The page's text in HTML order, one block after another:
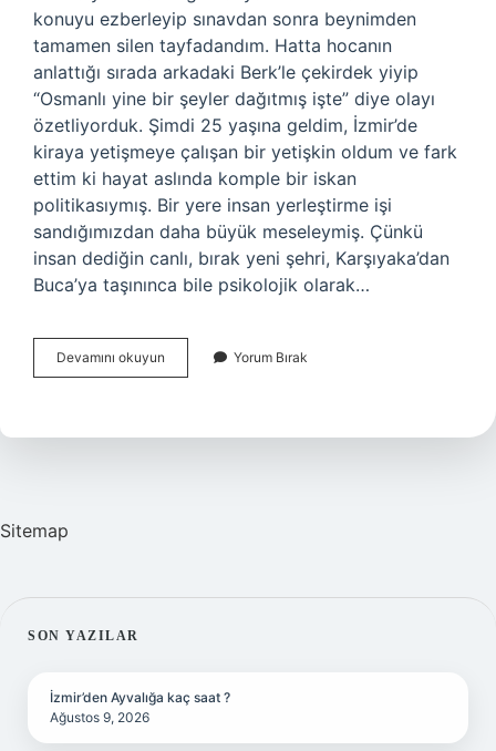
konuyu ezberleyip sınavdan sonra beynimden
tamamen silen tayfadandım. Hatta hocanın
anlattığı sırada arkadaki Berk’le çekirdek yiyip
“Osmanlı yine bir şeyler dağıtmış işte” diye olayı
özetliyorduk. Şimdi 25 yaşına geldim, İzmir’de
kiraya yetişmeye çalışan bir yetişkin oldum ve fark
ettim ki hayat aslında komple bir iskan
politikasıymış. Bir yere insan yerleştirme işi
sandığımızdan daha büyük meseleymiş. Çünkü
insan dediğin canlı, bırak yeni şehri, Karşıyaka’dan
Buca’ya taşınınca bile psikolojik olarak…
Devamını okuyun
politikası
ve
Yorum Bırak
Sitemap
SIDEBAR
SON YAZILAR
İzmir’den Ayvalığa kaç saat ?
Ağustos 9, 2026